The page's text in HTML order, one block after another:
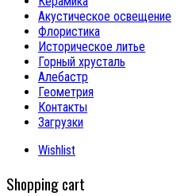
Акустическое освещение
Флористика
Историческое литье
Горный хрусталь
Алебастр
Геометрия
Контакты
Загрузки
Wishlist
Shopping cart